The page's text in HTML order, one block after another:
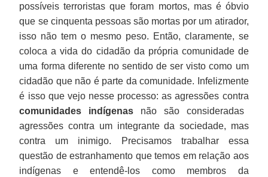
possíveis terroristas que foram mortos, mas é óbvio
que se cinquenta pessoas são mortas por um atirador,
isso não tem o mesmo peso. Então, claramente, se
coloca a vida do cidadão da própria comunidade de
uma forma diferente no sentido de ser visto como um
cidadão que não é parte da comunidade. Infelizmente
é isso que vejo nesse processo: as agressões contra
comunidades indígenas não são consideradas
agressões contra um integrante da sociedade, mas
contra um inimigo. Precisamos trabalhar essa
questão de estranhamento que temos em relação aos
indígenas e entendê-los como membros da